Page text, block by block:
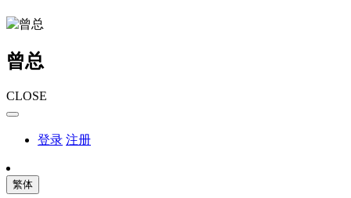
曾总
CLOSE
登录 注册
繁体